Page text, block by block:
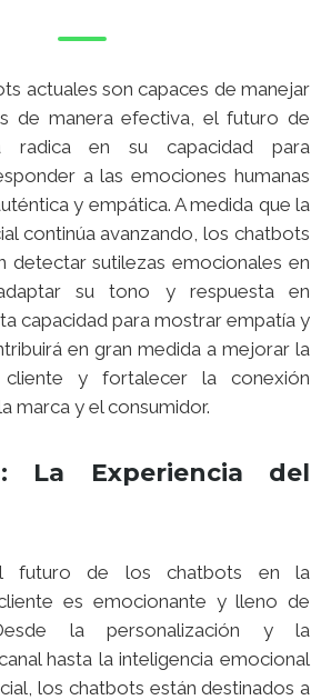
actuales son capaces de manejar
de manera efectiva, el futuro de
radica en su capacidad para
a las emociones humanas
y empática. A medida que la
continúa avanzando, los chatbots
detectar sutilezas emocionales en
su tono y respuesta en
capacidad para mostrar empatía y
en gran medida a mejorar la
cliente y fortalecer la conexión
marca y el consumidor.
La Experiencia del
futuro de los chatbots en la
es emocionante y lleno de
la personalización y la
hasta la inteligencia emocional
los chatbots están destinados a